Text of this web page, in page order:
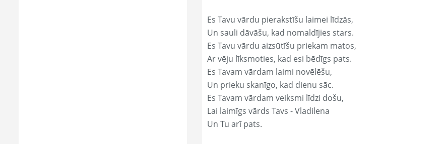
Es Tavu vārdu pierakstīšu laimei līdzās,
Un sauli dāvāšu, kad nomaldījies stars.
Es Tavu vārdu aizsūtīšu priekam matos,
Ar vēju līksmoties, kad esi bēdīgs pats.
Es Tavam vārdam laimi novēlēšu,
Un prieku skanīgo, kad dienu sāc.
Es Tavam vārdam veiksmi līdzi došu,
Lai laimīgs vārds Tavs - Vladilena
Un Tu arī pats.